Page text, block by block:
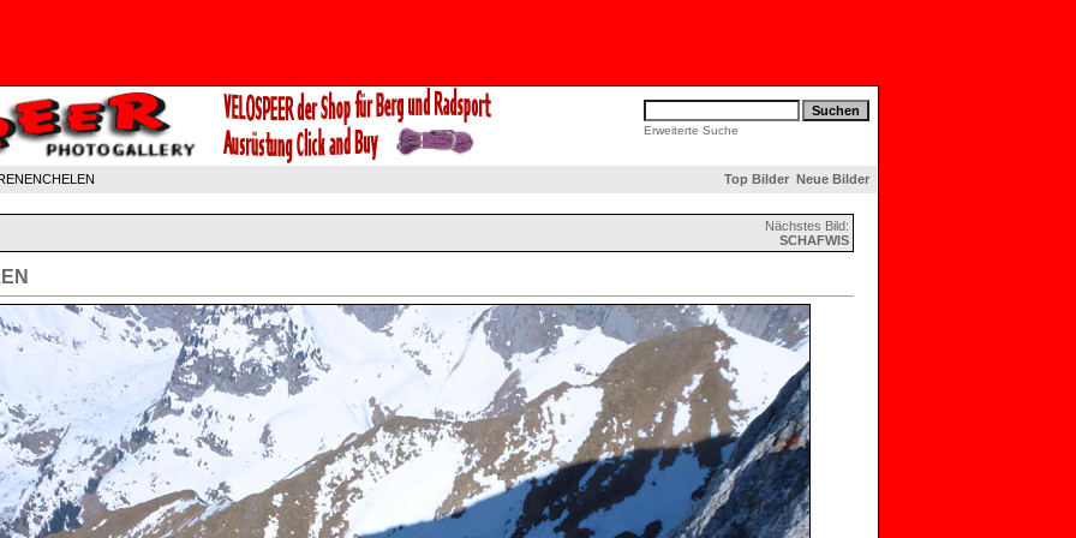
Erweiterte Suche
Top Bilder Neue Bilder
Nächstes Bild:
SCHAFWIS